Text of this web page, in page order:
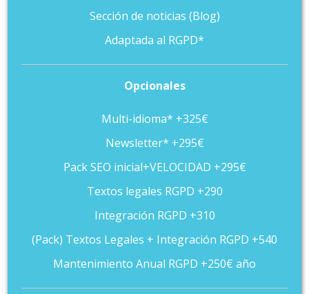
Sección de noticias (Blog)
Adaptada al RGPD*
Opcionales
Multi-idioma* +325€
Newsletter* +295€
Pack SEO inicial+VELOCIDAD +295€
Textos legales RGPD +290
Integración RGPD +310
(Pack) Textos Legales + Integración RGPD +540
Mantenimiento Anual RGPD +250€ año